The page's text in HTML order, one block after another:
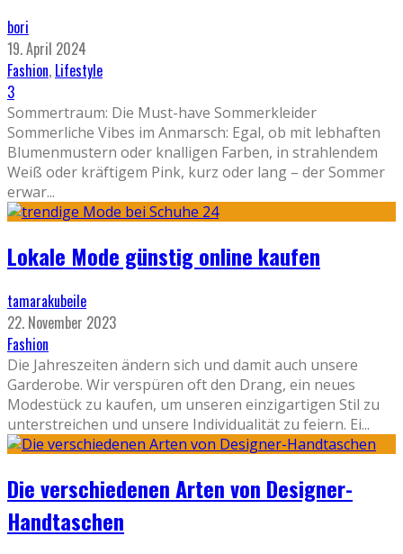
bori
19. April 2024
Fashion, Lifestyle
3
Sommertraum: Die Must-have Sommerkleider
Sommerliche Vibes im Anmarsch: Egal, ob mit lebhaften
Blumenmustern oder knalligen Farben, in strahlendem
Weiß oder kräftigem Pink, kurz oder lang – der Sommer
erwar...
Lokale Mode günstig online kaufen
tamarakubeile
22. November 2023
Fashion
Die Jahreszeiten ändern sich und damit auch unsere
Garderobe. Wir verspüren oft den Drang, ein neues
Modestück zu kaufen, um unseren einzigartigen Stil zu
unterstreichen und unsere Individualität zu feiern. Ei...
Die verschiedenen Arten von Designer-
Handtaschen